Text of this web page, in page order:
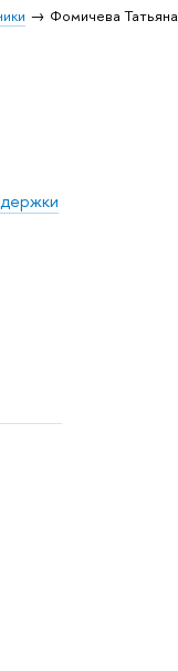
Фомичева Татьяна